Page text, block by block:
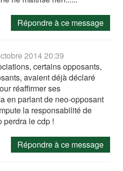
Répondre à ce message
2014 20:39
certains opposants,
avaient déjà déclaré
réaffirmer ses
en parlant de neo-opposant
la responsabilité de
perdra le cdp !
Répondre à ce message